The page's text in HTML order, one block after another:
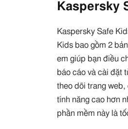
Kaspersky
Kaspersky Safe
Kids bao gồm 2
em giúp bạn điều
báo cáo và cài đặt
theo dõi trang
tính năng cao hơn
phần mềm này là